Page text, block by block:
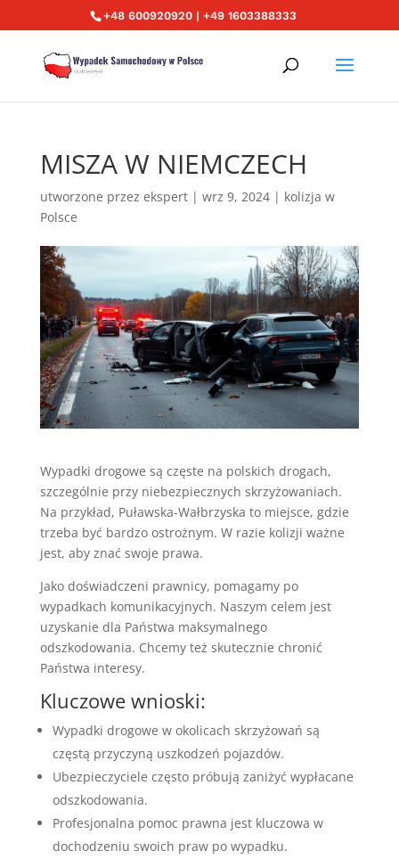
+48 600920920 | +49 1603388333
MISZA W NIEMCZECH
utworzone przez ekspert| wrz 9, 2024| kolizja w
Polsce
Wypadki drogowe są częste na polskich drogach,
szczególnie przy niebezpiecznych skrzyżowaniach.
Na przykład, Puławska-Wałbrzyska to miejsce, gdzie
trzeba być bardzo ostrożnym. W razie kolizji ważne
jest, aby znać swoje prawa.
Jako doświadczeni prawnicy, pomagamy po
wypadkach komunikacyjnych. Naszym celem jest
uzyskanie dla Państwa maksymalnego
odszkodowania. Chcemy też skutecznie chronić
Państwa interesy.
Kluczowe wnioski:
Wypadki drogowe w okolicach skrzyżowań są
częstą przyczyną uszkodzeń pojazdów.
Ubezpieczyciele często próbują zaniżyć wypłacane
odszkodowania.
Profesjonalna pomoc prawna jest kluczowa w
dochodzeniu swoich praw po wypadku.